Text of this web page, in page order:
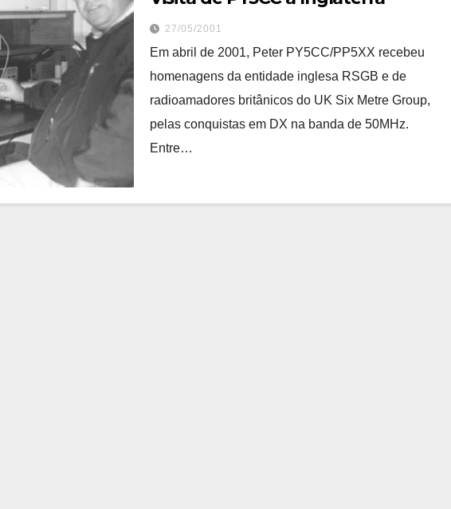
27/05/2001
Em abril de 2001, Peter PY5CC/PP5XX recebeu
homenagens da entidade inglesa RSGB e de
radioamadores britânicos do UK Six Metre Group,
pelas conquistas em DX na banda de 50MHz.
Entre…